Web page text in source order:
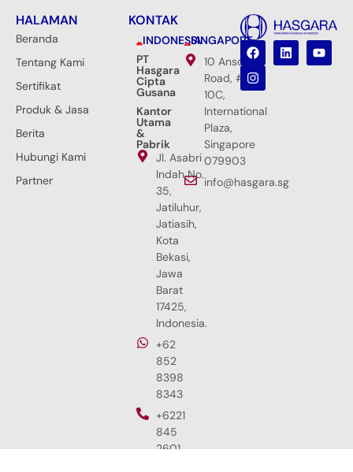
HALAMAN
Beranda
Tentang Kami
Sertifikat
Produk & Jasa
Berita
Hubungi Kami
Partner
KONTAK
INDONESIA
PT
Hasgara
Cipta
Gusana
Kantor
Utama
&
Pabrik
Jl. Asabri
Indah No.
35,
Jatiluhur,
Jatiasih,
Kota
Bekasi,
Jawa
Barat
17425,
Indonesia.
+62
852
8398
8343
+6221
845
2601
SINGAPORE
10 Anson
Road, #33-
10C,
International
Plaza,
Singapore
079903
info@hasgara.sg